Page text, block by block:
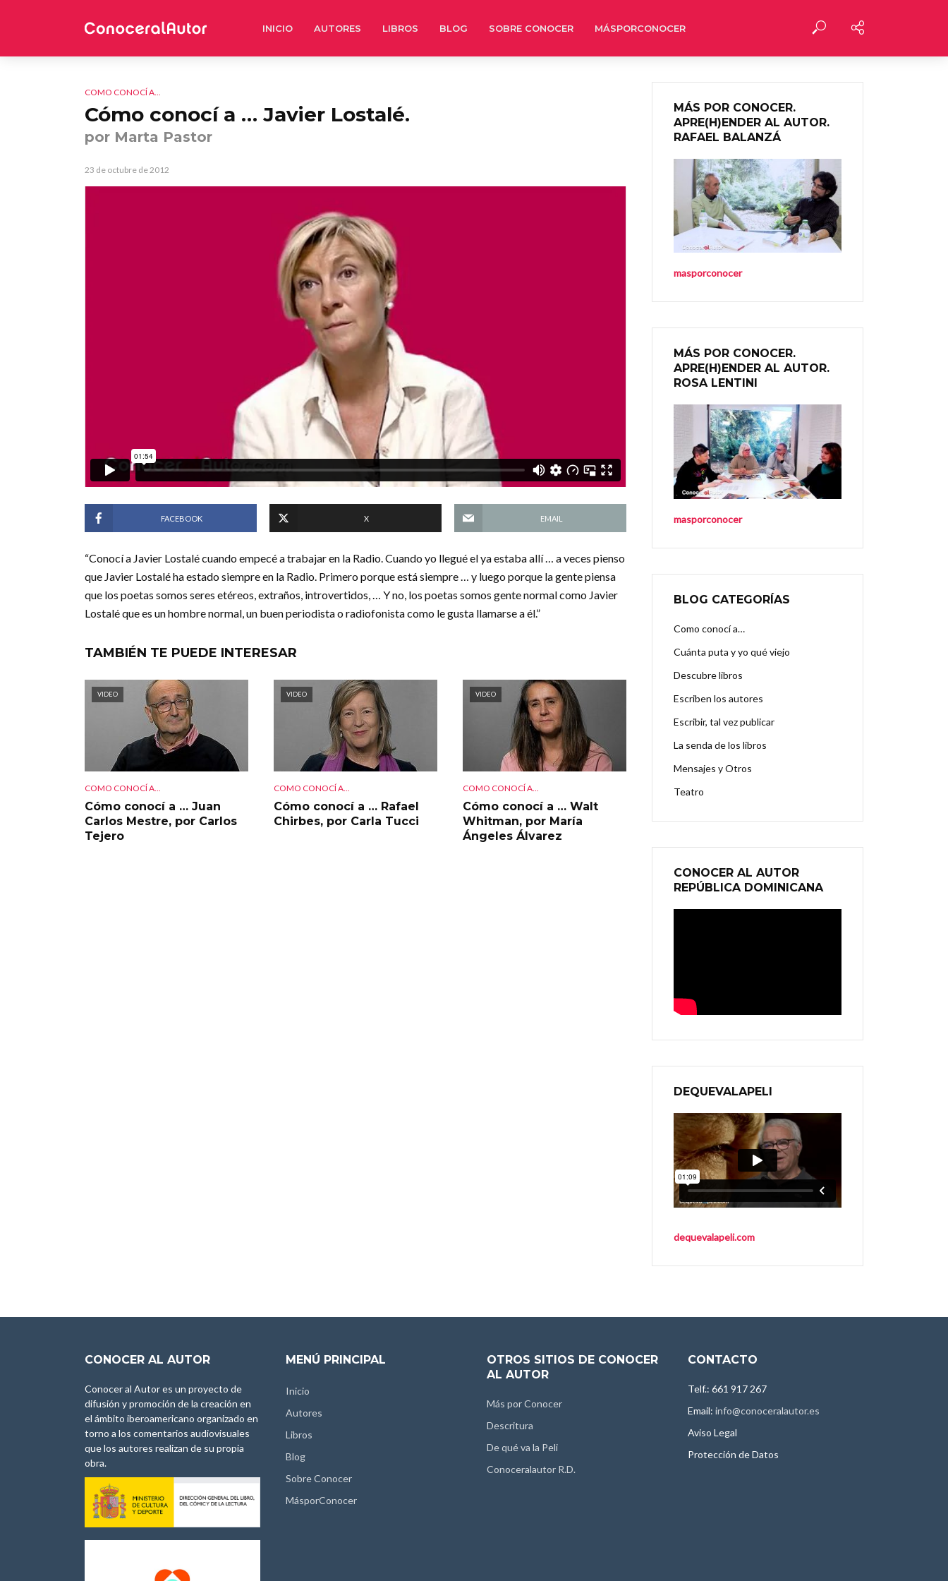
INICIO AUTORES LIBROS BLOG SOBRE CONOCER MÁSPORCONOCER
COMO CONOCÍ A...
Cómo conocí a … Javier Lostalé.
por Marta Pastor
23 de octubre de 2012
FACEBOOK X EMAIL
“Conocí a Javier Lostalé cuando empecé a trabajar en la Radio. Cuando yo llegué el ya estaba allí … a veces pienso
que Javier Lostalé ha estado siempre en la Radio. Primero porque está siempre … y luego porque la gente piensa
que los poetas somos seres etéreos, extraños, introvertidos, … Y no, los poetas somos gente normal como Javier
Lostalé que es un hombre normal, un buen periodista o radiofonista como le gusta llamarse a él.”
TAMBIÉN TE PUEDE INTERESAR
VIDEO
COMO CONOCÍ A...
Cómo conocí a … Juan
Carlos Mestre, por Carlos
Tejero
VIDEO
COMO CONOCÍ A...
Cómo conocí a … Rafael
Chirbes, por Carla Tucci
VIDEO
COMO CONOCÍ A...
Cómo conocí a … Walt
Whitman, por María
Ángeles Álvarez
MÁS POR CONOCER.
APRE(H)ENDER AL AUTOR.
RAFAEL BALANZÁ
masporconocer
MÁS POR CONOCER.
APRE(H)ENDER AL AUTOR.
ROSA LENTINI
masporconocer
BLOG CATEGORÍAS
Como conocí a…
Cuánta puta y yo qué viejo
Descubre libros
Escriben los autores
Escribir, tal vez publicar
La senda de los libros
Mensajes y Otros
Teatro
CONOCER AL AUTOR
REPÚBLICA DOMINICANA
DEQUEVALAPELI
dequevalapeli.com
CONOCER AL AUTOR
Conocer al Autor es un proyecto de
difusión y promoción de la creación en
el ámbito iberoamericano organizado en
torno a los comentarios audiovisuales
que los autores realizan de su propia
obra.
MENÚ PRINCIPAL
Inicio
Autores
Libros
Blog
Sobre Conocer
MásporConocer
OTROS SITIOS DE CONOCER
AL AUTOR
Más por Conocer
Descritura
De qué va la Peli
Conoceralautor R.D.
CONTACTO
Telf.: 661 917 267
Email: info@conoceralautor.es
Aviso Legal
Protección de Datos